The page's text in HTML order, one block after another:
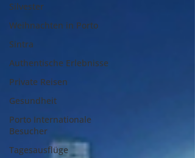
Silvester
Weihnachten in Porto
Sintra
Authentische Erlebnisse
Private Reisen
Gesundheit
Porto Internationale
Besucher
Tagesausflüge